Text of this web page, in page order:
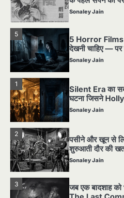
4
“क्या आपने वो
5
5 Horror Films
देखनी चाहिए — पर
1
Silent Era का
घटना जिसने
Sonaley Jain
2
पसीने और खून से
शुरुआती दौर की